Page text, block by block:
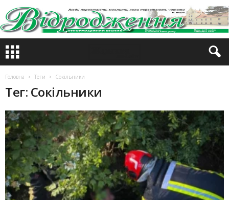
Головна Теги Сокільники
Тег: Сокільники